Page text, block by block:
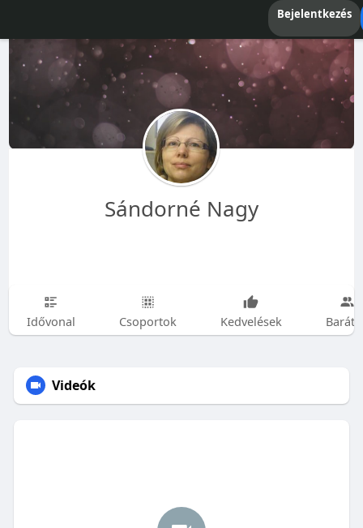
Bejelentkezés
Sándorné Nagy
Idővonal Csoportok Kedvelések
Videók